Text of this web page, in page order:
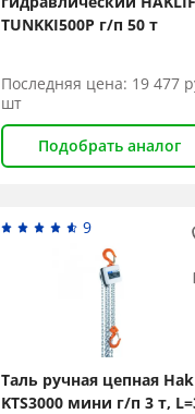
TUNKKI500P г/п 50 т
Последняя цена: 19 477
шт
Подобрать аналог
9
Таль ручная цепная
KTS3000 мини г/п 3 т,